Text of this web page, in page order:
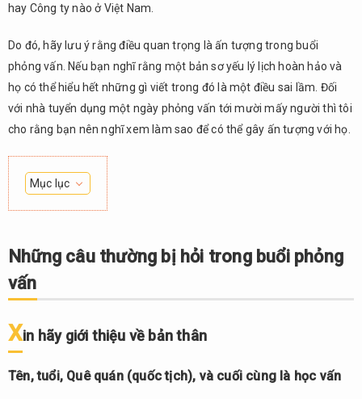
hay Công ty nào ở Việt Nam.
Do đó, hãy lưu ý rằng điều quan trọng là ấn tượng trong buổi
phỏng vấn. Nếu bạn nghĩ rằng một bản sơ yếu lý lịch hoàn hảo và
họ có thể hiểu hết những gì viết trong đó là một điều sai lầm. Đối
với nhà tuyển dụng một ngày phỏng vấn tới mười mấy người thì tôi
cho rằng bạn nên nghĩ xem làm sao để có thể gây ấn tượng với họ.
Mục lục
1.
câu
thường
bị hỏi
trong
phỏng
1.1.
Những câu thường bị hỏi trong buổi phỏng
vấn
Xin hãy giới thiệu về bản thân
Tên, tuổi, Quê quán (quốc tịch), và cuối cùng là học vấn